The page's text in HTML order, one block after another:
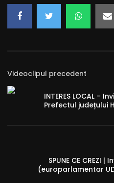
Videoclipul precedent
INTERES LOCAL –
Prefectul județului
SPUNE CE CREZI
(europarlamentar